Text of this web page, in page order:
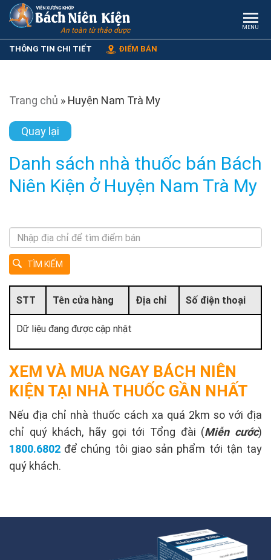
An toàn từ thảo dược MENU
THÔNG TIN CHI TIẾT ĐIỂM BÁN
Trang chủ » Huyện Nam Trà My
Quay lại
Danh sách nhà thuốc bán Bách
Niên Kiện ở Huyện Nam Trà My
STT Tên cửa hàng Địa chỉ Số điện thoại
Dữ liệu đang được cập nhật
XEM VÀ MUA NGAY BÁCH NIÊN
KIỆN TẠI NHÀ THUỐC GẦN NHẤT
Nếu địa chỉ nhà thuốc cách xa quá 2km so với địa
chỉ quý khách, hãy gọi tới Tổng đài (Miễn cước)
1800.6802 để chúng tôi giao sản phẩm tới tận tay
quý khách.